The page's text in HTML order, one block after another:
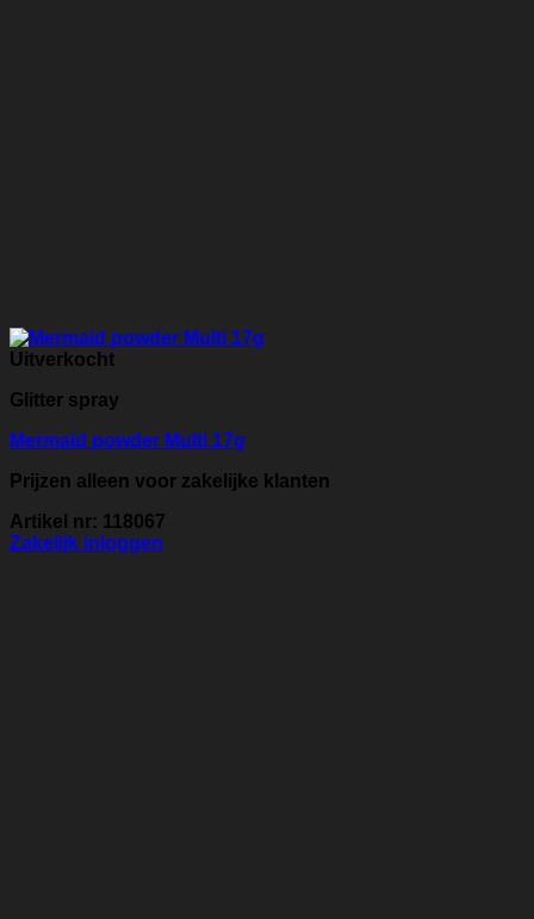
Uitverkocht
Glitter spray
Mermaid powder Multi 17g
Prijzen alleen voor zakelijke klanten
Artikel nr: 118067
Zakelijk inloggen